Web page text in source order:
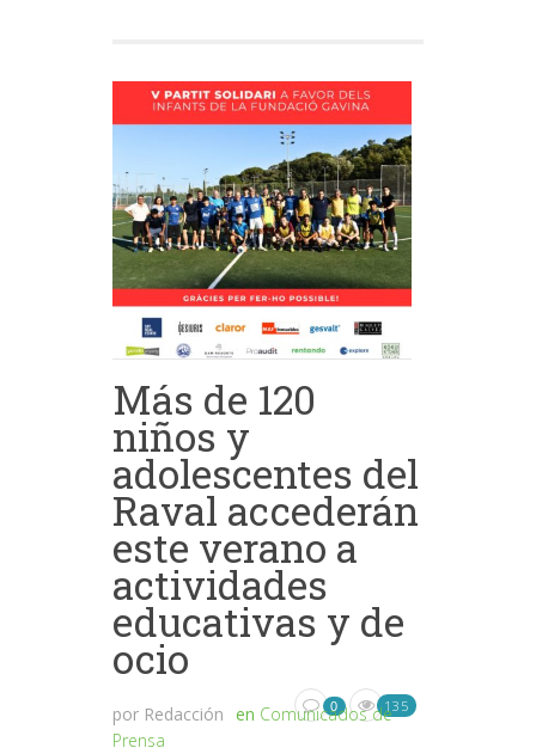
Más de 120
niños y
adolescentes del
Raval accederán
este verano a
actividades
educativas y de
ocio
por Redacción en Comunicados de
Prensa
0 135